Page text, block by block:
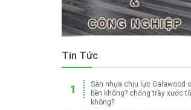
Tin Tức
1
Sàn nhựa chịu lực Galawood
bền không? chống trầy xước
không?